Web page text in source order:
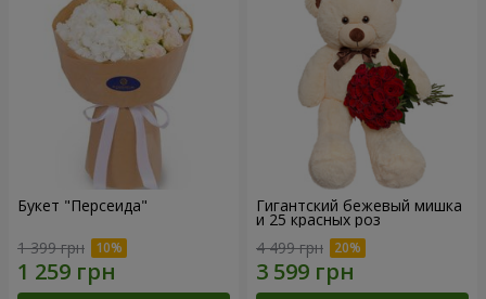
Букет "Персеида"
1 399 грн
Гигантский бежевый мишка
и 25 красных роз
4 499 грн